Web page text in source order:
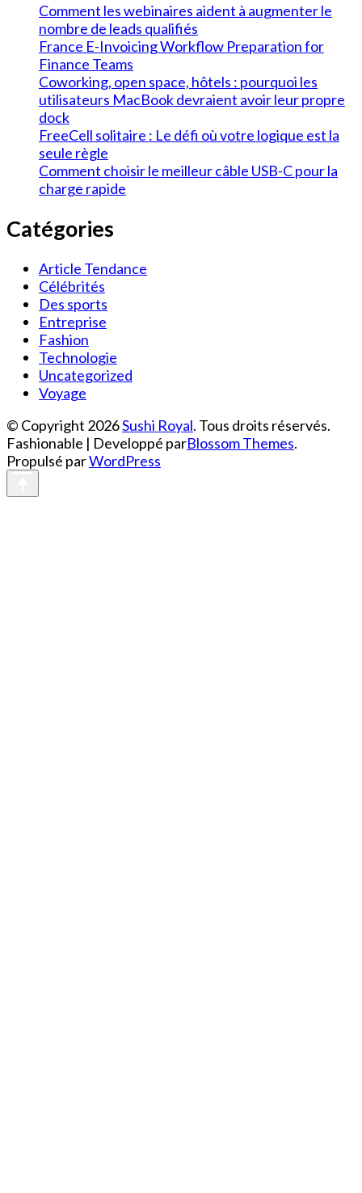
Comment les webinaires aident à augmenter le
nombre de leads qualifiés
France E-Invoicing Workflow Preparation for
Finance Teams
Coworking, open space, hôtels : pourquoi les
utilisateurs MacBook devraient avoir leur propre
dock
FreeCell solitaire : Le défi où votre logique est la
seule règle
Comment choisir le meilleur câble USB-C pour la
charge rapide
Catégories
Article Tendance
Célébrités
Des sports
Entreprise
Fashion
Technologie
Uncategorized
Voyage
© Copyright 2026Sushi Royal. Tous droits réservés.
Fashionable | Developpé parBlossom Themes.
Propulsé parWordPress